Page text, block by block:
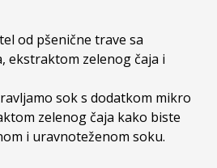
od pšenične trave sa
ekstraktom zelenog čaja i
sok s dodatkom mikro
zelenog čaja kako biste
i uravnoteženom soku.